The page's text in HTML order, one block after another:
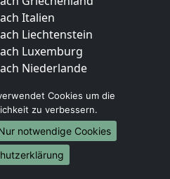
Italien
Liechtenstein
Luxemburg
Niederlande
Berlin
Hamburg
München
Cookies um die
zu verbessern.
notwendige Cookies